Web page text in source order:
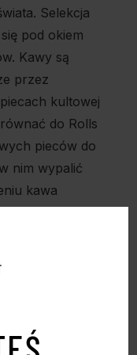
Selekcja
pod okiem
Kawy są
przez
kultowej
do Rolls
pieców do
nim wypalić
kawa
Cała
kawa
gazów a